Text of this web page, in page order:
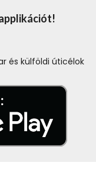
és külföldi úticélok